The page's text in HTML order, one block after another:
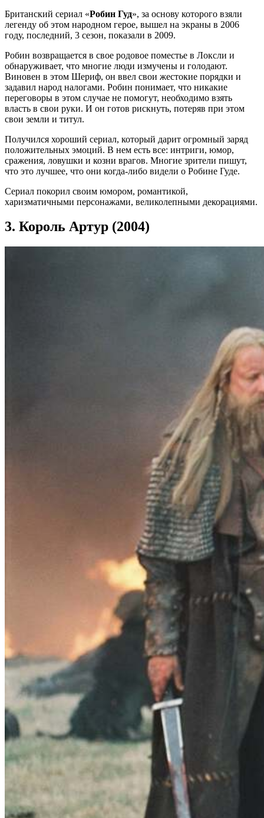
Британский сериал «Робин Гуд», за основу которого взяли
легенду об этом народном герое, вышел на экраны в 2006
году, последний, 3 сезон, показали в 2009.
Робин возвращается в свое родовое поместье в Локсли и
обнаруживает, что многие люди измучены и голодают.
Виновен в этом Шериф, он ввел свои жестокие порядки и
задавил народ налогами. Робин понимает, что никакие
переговоры в этом случае не помогут, необходимо взять
власть в свои руки. И он готов рискнуть, потеряв при этом
свои земли и титул.
Получился хороший сериал, который дарит огромный заряд
положительных эмоций. В нем есть все: интриги, юмор,
сражения, ловушки и козни врагов. Многие зрители пишут,
что это лучшее, что они когда-либо видели о Робине Гуде.
Сериал покорил своим юмором, романтикой,
харизматичными персонажами, великолепными декорациями.
3. Король Артур (2004)